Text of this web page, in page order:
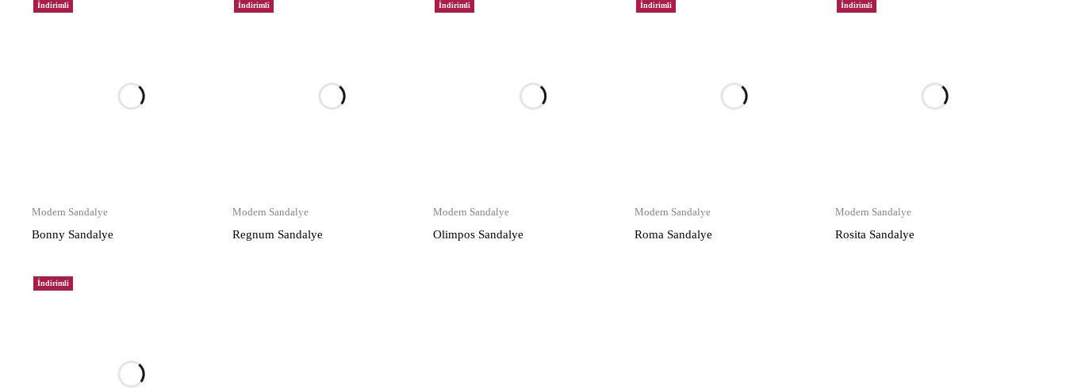
İndirimli
Modern Sandalye
Bonny Sandalye
İndirimli
Modern Sandalye
Regnum Sandalye
İndirimli
Modern Sandalye
Olimpos Sandalye
İndirimli
Modern Sandalye
Roma Sandalye
İndirimli
Modern Sandalye
Rosita Sandalye
İndirimli